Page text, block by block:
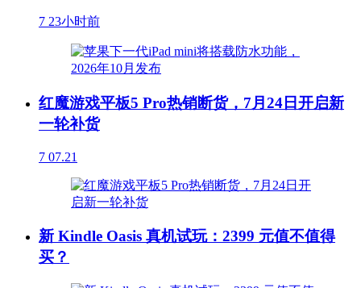
7 23小时前
红魔游戏平板5 Pro热销断货，7月24日开启新
一轮补货
7 07.21
新 Kindle Oasis 真机试玩：2399 元值不值得
买？